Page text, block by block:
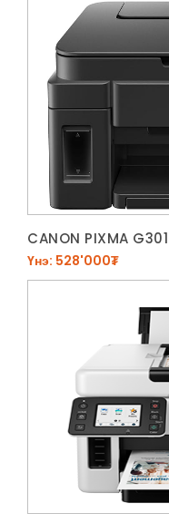
CANON PIXMA
Үнэ: 528'000₮